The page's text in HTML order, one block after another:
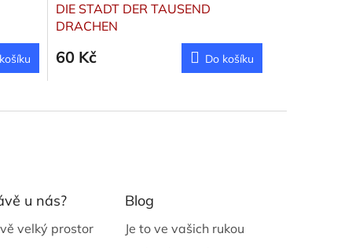
DIE STADT DER TAUSEND
DRACHEN
60 Kč Do košíku
u nás?
velký prostor
Blog
Je to ve vašich rukou